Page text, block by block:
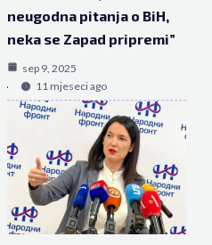
neugodna pitanja o BiH,
neka se Zapad pripremi”
sep 9, 2025
11 mjeseci ago